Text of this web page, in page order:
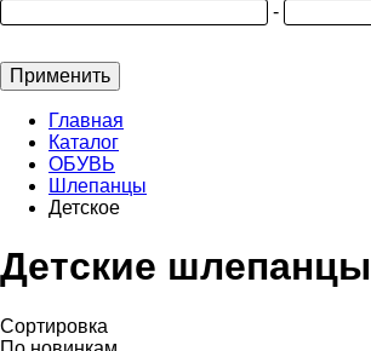
-
Применить
Главная
Каталог
ОБУВЬ
Шлепанцы
Детское
Детские шлепанцы
Сортировка